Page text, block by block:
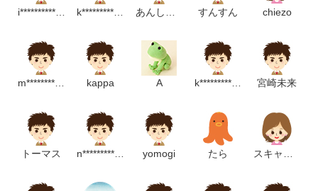
i*****************m k************************p あんしん財団お客様サービス事業部 すんすん chiezo
m********************m kappa A k***************************p 宮崎未来
トーマス n***************************p yomogi たら スキャット